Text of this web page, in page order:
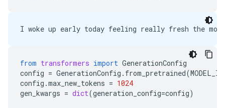
from transformers import GenerationConfig
config = GenerationConfig . from_pretrained(MODEL_ID
config .max_new_tokens = 1024
gen_kwargs = dict(generation_config=config)